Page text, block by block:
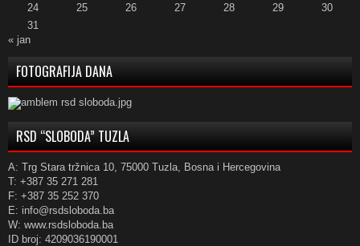
24
25 26 27 28 29
30
31
« jan
FOTOGRAFIJA DANA
RSD “SLOBODA” TUZLA
A: Trg Stara tržnica 10, 75000 Tuzla, Bosna i Hercegovina
T: +387 35 271 281
F: +387 35 252 370
E: info@rsdsloboda.ba
W: www.rsdsloboda.ba
ID broj: 4209036190001